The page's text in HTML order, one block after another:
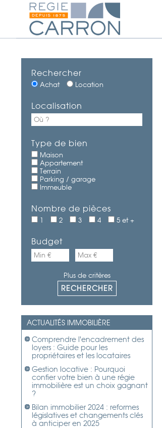
Rechercher
Achat Location
Localisation
Type de bien
Maison
Appartement
Terrain
Parking / garage
Immeuble
Nombre de pièces
1 2 3 4 5 et +
Budget
Plus de critères
ACTUALITÉS IMMOBILIÈRE
Comprendre l'encadrement des
loyers : Guide pour les
propriétaires et les locataires
Gestion locative : Pourquoi
confier votre bien à une régie
immobilière est un choix gagnant
?
Bilan immobilier 2024 : reformes
législatives et changements clés
à anticiper en 2025